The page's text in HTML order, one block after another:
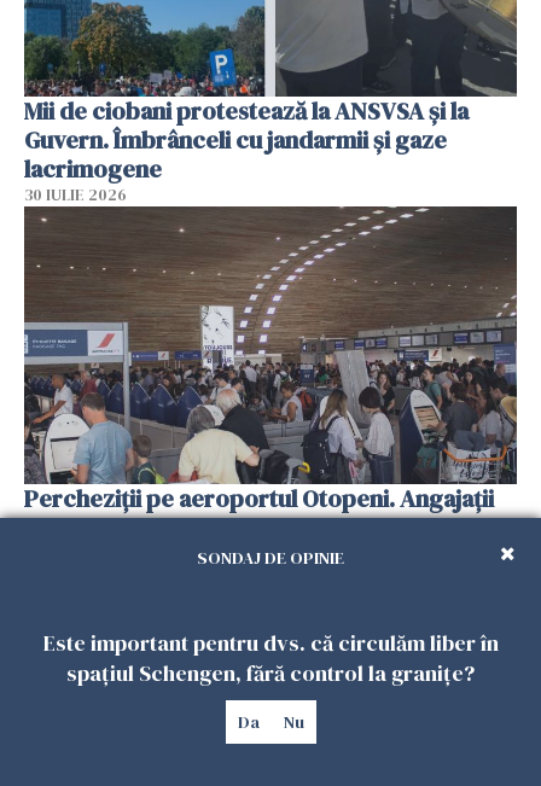
Mii de ciobani protestează la ANSVSA și la
Guvern. Îmbrânceli cu jandarmii și gaze
lacrimogene
30 IULIE 2026
Percheziții pe aeroportul Otopeni. Angajații
unei mari companii aeriene furau parfumuri,
ceasuri și mâncarea destinată vânzării
SONDAJ DE OPINIE
Este important pentru dvs. că circulăm liber în
spațiul Schengen, fără control la granițe?
Da Nu